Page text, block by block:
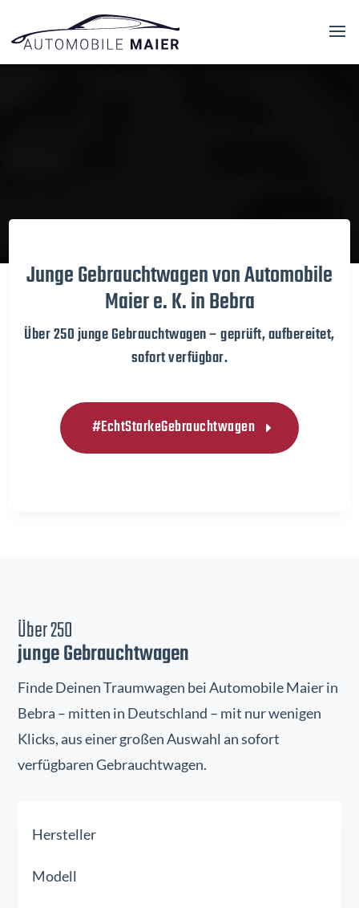
Junge Gebrauchtwagen von Automobile
Maier e. K. in Bebra
Über 250 junge Gebrauchtwagen – geprüft, aufbereitet,
sofort verfügbar.
#EchtStarkeGebrauchtwagen
Über 250
junge Gebrauchtwagen
Finde Deinen Traumwagen bei Automobile Maier in
Bebra – mitten in Deutschland – mit nur wenigen
Klicks, aus einer großen Auswahl an sofort
verfügbaren Gebrauchtwagen.
Hersteller
Modell